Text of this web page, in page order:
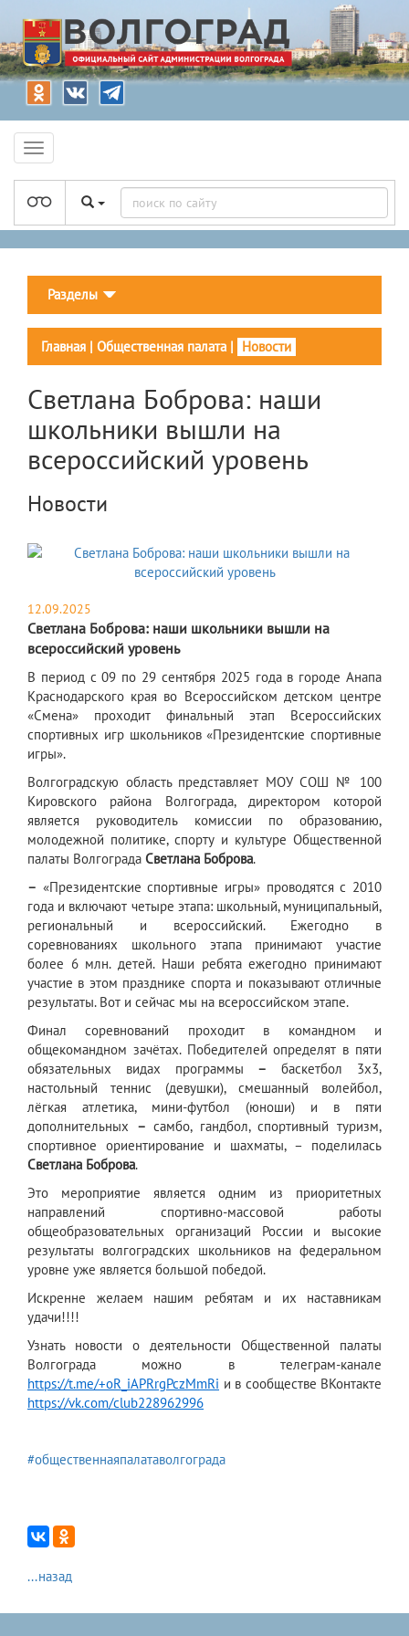
Разделы
Главная | Общественная палата | Новости
Светлана Боброва: наши
школьники вышли на
всероссийский уровень
Новости
12.09.2025
Светлана Боброва: наши школьники вышли на
всероссийский уровень
​В период с 09 по 29 сентября 2025 года в городе Анапа
Краснодарского края во Всероссийском детском центре
«Смена» проходит финальный этап Всероссийских
спортивных игр школьников «Президентские спортивные
игры».
Волгоградскую область представляет МОУ СОШ № 100
Кировского района Волгограда, директором которой
является руководитель комиссии по образованию,
молодежной политике, спорту и культуре Общественной
палаты Волгограда Светлана Боброва.
– «Президентские спортивные игры» проводятся с 2010
года и включают четыре этапа: школьный, муниципальный,
региональный и всероссийский. Ежегодно в
соревнованиях школьного этапа принимают участие
более 6 млн. детей. Наши ребята ежегодно принимают
участие в этом празднике спорта и показывают отличные
результаты. Вот и сейчас мы на всероссийском этапе.
Финал соревнований проходит в командном и
общекомандном зачётах. Победителей определят в пяти
обязательных видах программы – баскетбол 3х3,
настольный теннис (девушки), смешанный волейбол,
лёгкая атлетика, мини-футбол (юноши) и в пяти
дополнительных – самбо, гандбол, спортивный туризм,
спортивное ориентирование и шахматы, – поделилась
Светлана Боброва.
Это мероприятие является одним из приоритетных
направлений спортивно-массовой работы
общеобразовательных организаций России и высокие
результаты волгоградских школьников на федеральном
уровне уже является большой победой.
Искренне желаем нашим ребятам и их наставникам
удачи!!!!
Узнать новости о деятельности Общественной палаты
Волгограда можно в телеграм-канале
https://t.me/+oR_iAPRrgPczMmRi и в сообществе ВКонтакте
https://vk.com/club228962996
#общественнаяпалатаволгограда
...назад